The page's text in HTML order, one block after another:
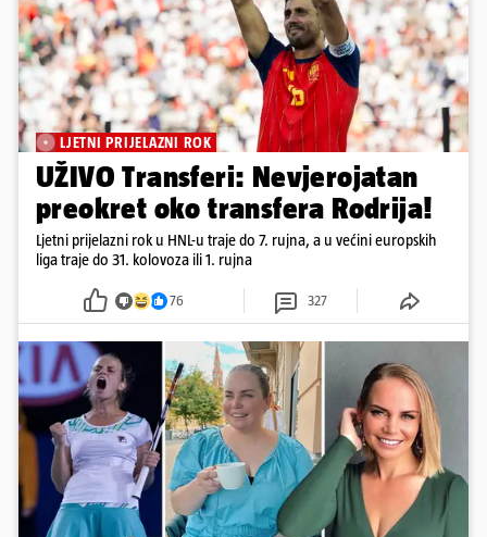
LJETNI PRIJELAZNI ROK
UŽIVO Transferi: Nevjerojatan
preokret oko transfera Rodrija!
Ljetni prijelazni rok u HNL-u traje do 7. rujna, a u većini europskih
liga traje do 31. kolovoza ili 1. rujna
76 327